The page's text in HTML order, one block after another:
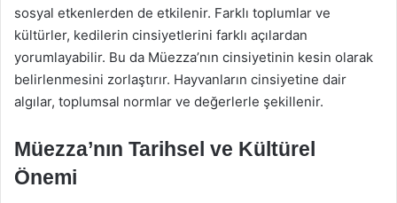
sosyal etkenlerden de etkilenir. Farklı toplumlar ve
kültürler, kedilerin cinsiyetlerini farklı açılardan
yorumlayabilir. Bu da Müezza’nın cinsiyetinin kesin olarak
belirlenmesini zorlaştırır. Hayvanların cinsiyetine dair
algılar, toplumsal normlar ve değerlerle şekillenir.
Müezza’nın Tarihsel ve Kültürel
Önemi